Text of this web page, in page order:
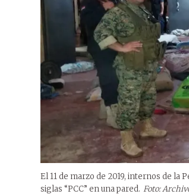
El 11 de marzo de 2019, internos de la
siglas “PCC” en una pared. Foto: